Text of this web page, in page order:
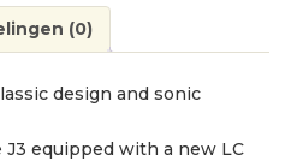
(0)
design and sonic
equipped with a new LC